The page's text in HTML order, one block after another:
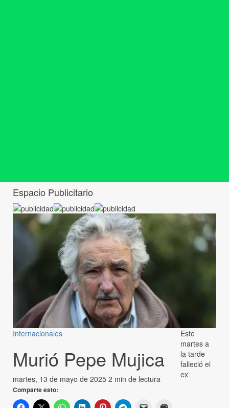
Espacio Publicitario
Internacionales
Murió Pepe Mujica
martes, 13 de mayo de 2025 2 min de lectura
Comparte esto:
Este
martes a
la tarde
falleció el
ex